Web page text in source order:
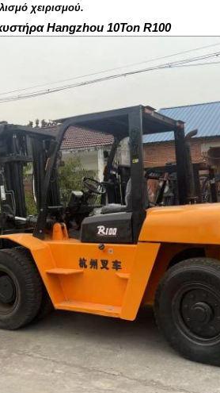
χειρισμού.
Hangzhou 10Ton R100